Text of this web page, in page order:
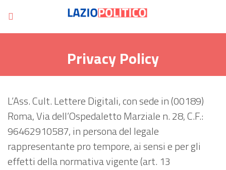
Privacy Policy
L’Ass. Cult. Lettere Digitali, con sede in (00189)
Roma, Via dell’Ospedaletto Marziale n. 28, C.F.:
96462910587, in persona del legale
rappresentante pro tempore, ai sensi e per gli
effetti della normativa vigente (art. 13